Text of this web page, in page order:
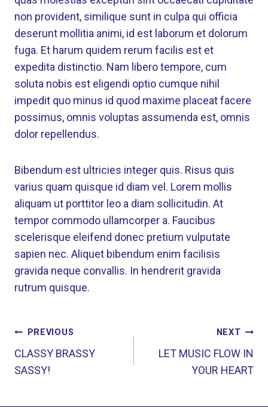
non provident, similique sunt in culpa qui officia
deserunt mollitia animi, id est laborum et dolorum
fuga. Et harum quidem rerum facilis est et
expedita distinctio. Nam libero tempore, cum
soluta nobis est eligendi optio cumque nihil
impedit quo minus id quod maxime placeat facere
possimus, omnis voluptas assumenda est, omnis
dolor repellendus.
Bibendum est ultricies integer quis. Risus quis
varius quam quisque id diam vel. Lorem mollis
aliquam ut porttitor leo a diam sollicitudin. At
tempor commodo ullamcorper a. Faucibus
scelerisque eleifend donec pretium vulputate
sapien nec. Aliquet bibendum enim facilisis
gravida neque convallis. In hendrerit gravida
rutrum quisque.
POST
NAVIGATION
PREVIOUS
CLASSY BRASSY
SASSY!
NEXT
LET MUSIC FLOW IN
YOUR HEART